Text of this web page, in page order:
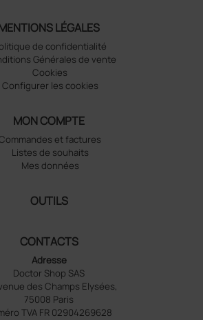
LÉGALES
de confidentialité
Générales de vente
Cookies
Configurer les cookies
MON COMPTE
et factures
Listes de souhaits
Mes données
OUTILS
CONTACTS
Adresse
Doctor Shop SAS
des Champs Elysées,
75008 Paris
TVA FR 02904269628